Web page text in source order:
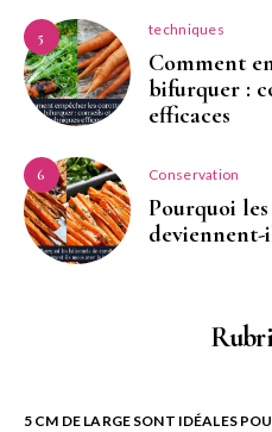
5 techniques
Comment
bifurquer :
efficaces
6 Conservation
Pourquoi
deviennent-
5 CM DE LARGE SONT IDÉALES